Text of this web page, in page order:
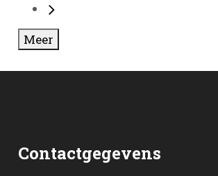
Meer
Contactgegevens